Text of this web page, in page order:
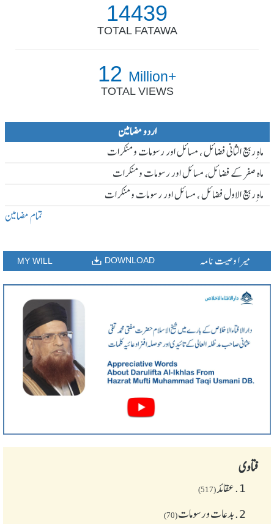
14439
TOTAL FATAWA
12 Million+
TOTAL VIEWS
اردو مضامین
ماہ ِربیع الثانی فضائل ، مسائل اور رسومات و منکرات
ماہ صفر کے فضائل، مسائل اور رسومات و منکرات
ماہ ِربیع الاول فضائل ، مسائل اور رسومات و منکرات
تمام مضامین
MY WILL DOWNLOAD میرا وصیت نامہ
فتاوی
1. عقائد(517)
2. بدعات و رسومات(70)